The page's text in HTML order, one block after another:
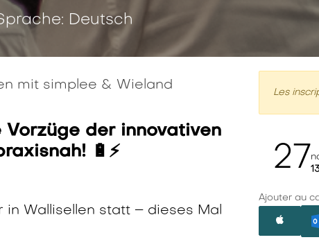
Deutsch
mit simplee & Wieland
der innovativen
🔋⚡
Wallisellen statt – dieses Mal
Les
27
Ajouter au